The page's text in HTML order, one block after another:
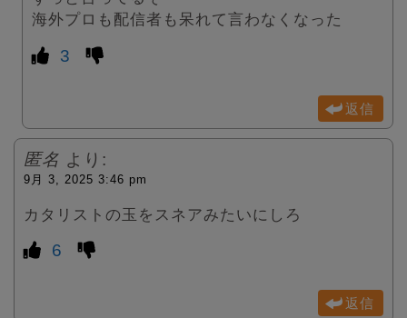
海外プロも配信者も呆れて言わなくなった
3
返信
匿名 より:
9月 3, 2025 3:46 pm
カタリストの玉をスネアみたいにしろ
6
返信